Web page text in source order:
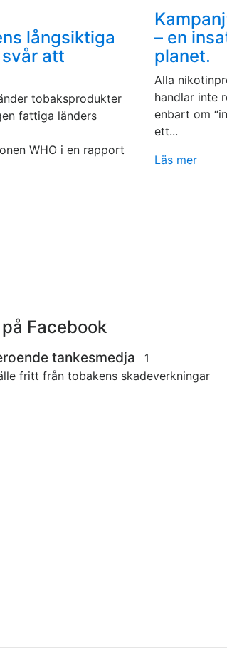
långsiktiga
att
tobaksprodukter
fattiga länders
WHO i en rapport
– en
planet.
Alla
handlar inte
enbart om
ett...
Läs mer
Facebook
tankesmedja 1
fritt från tobakens skadeverkningar